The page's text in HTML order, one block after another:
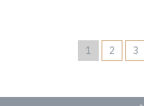
1 2 3